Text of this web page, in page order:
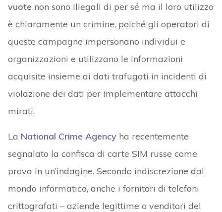
vuote non sono illegali di per sé ma il loro utilizzo
è chiaramente un crimine, poiché gli operatori di
queste campagne impersonano individui e
organizzazioni e utilizzano le informazioni
acquisite insieme ai dati trafugati in incidenti di
violazione dei dati per implementare attacchi
mirati.
La National Crime Agencyha recentemente
segnalato la confisca di carte SIM russe come
prova in un’indagine. Secondo indiscrezione dal
mondo informatico, anche i fornitori di telefoni
crittografati – aziende legittime o venditori del